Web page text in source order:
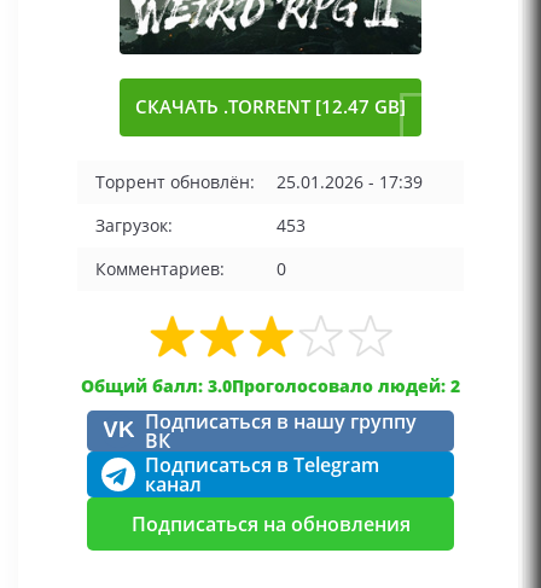
СКАЧАТЬ .TORRENT [12.47 GB]
Торрент обновлён:
25.01.2026 - 17:39
Загрузок:
453
Комментариев:
0
Общий балл: 3.0Проголосовало людей: 2
VK Подписаться в нашу группу
ВК
Подписаться в Telegram
канал
Подписаться на обновления